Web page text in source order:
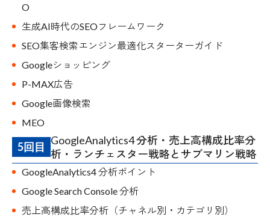
O
生成AI時代のSEOフレームワーク
SEO集客検索エンジン最適化スターターガイド
Googleショッピング
P-MAX広告
Google画像検索
MEO
5回目
GoogleAnalytics4 分析・売上高構成比率分
析・ランチェスター戦略とサブマリン戦略
GoogleAnalytics4 分析ポイント
Google Search Console 分析
売上高構成比率分析（チャネル別・カテゴリ別）